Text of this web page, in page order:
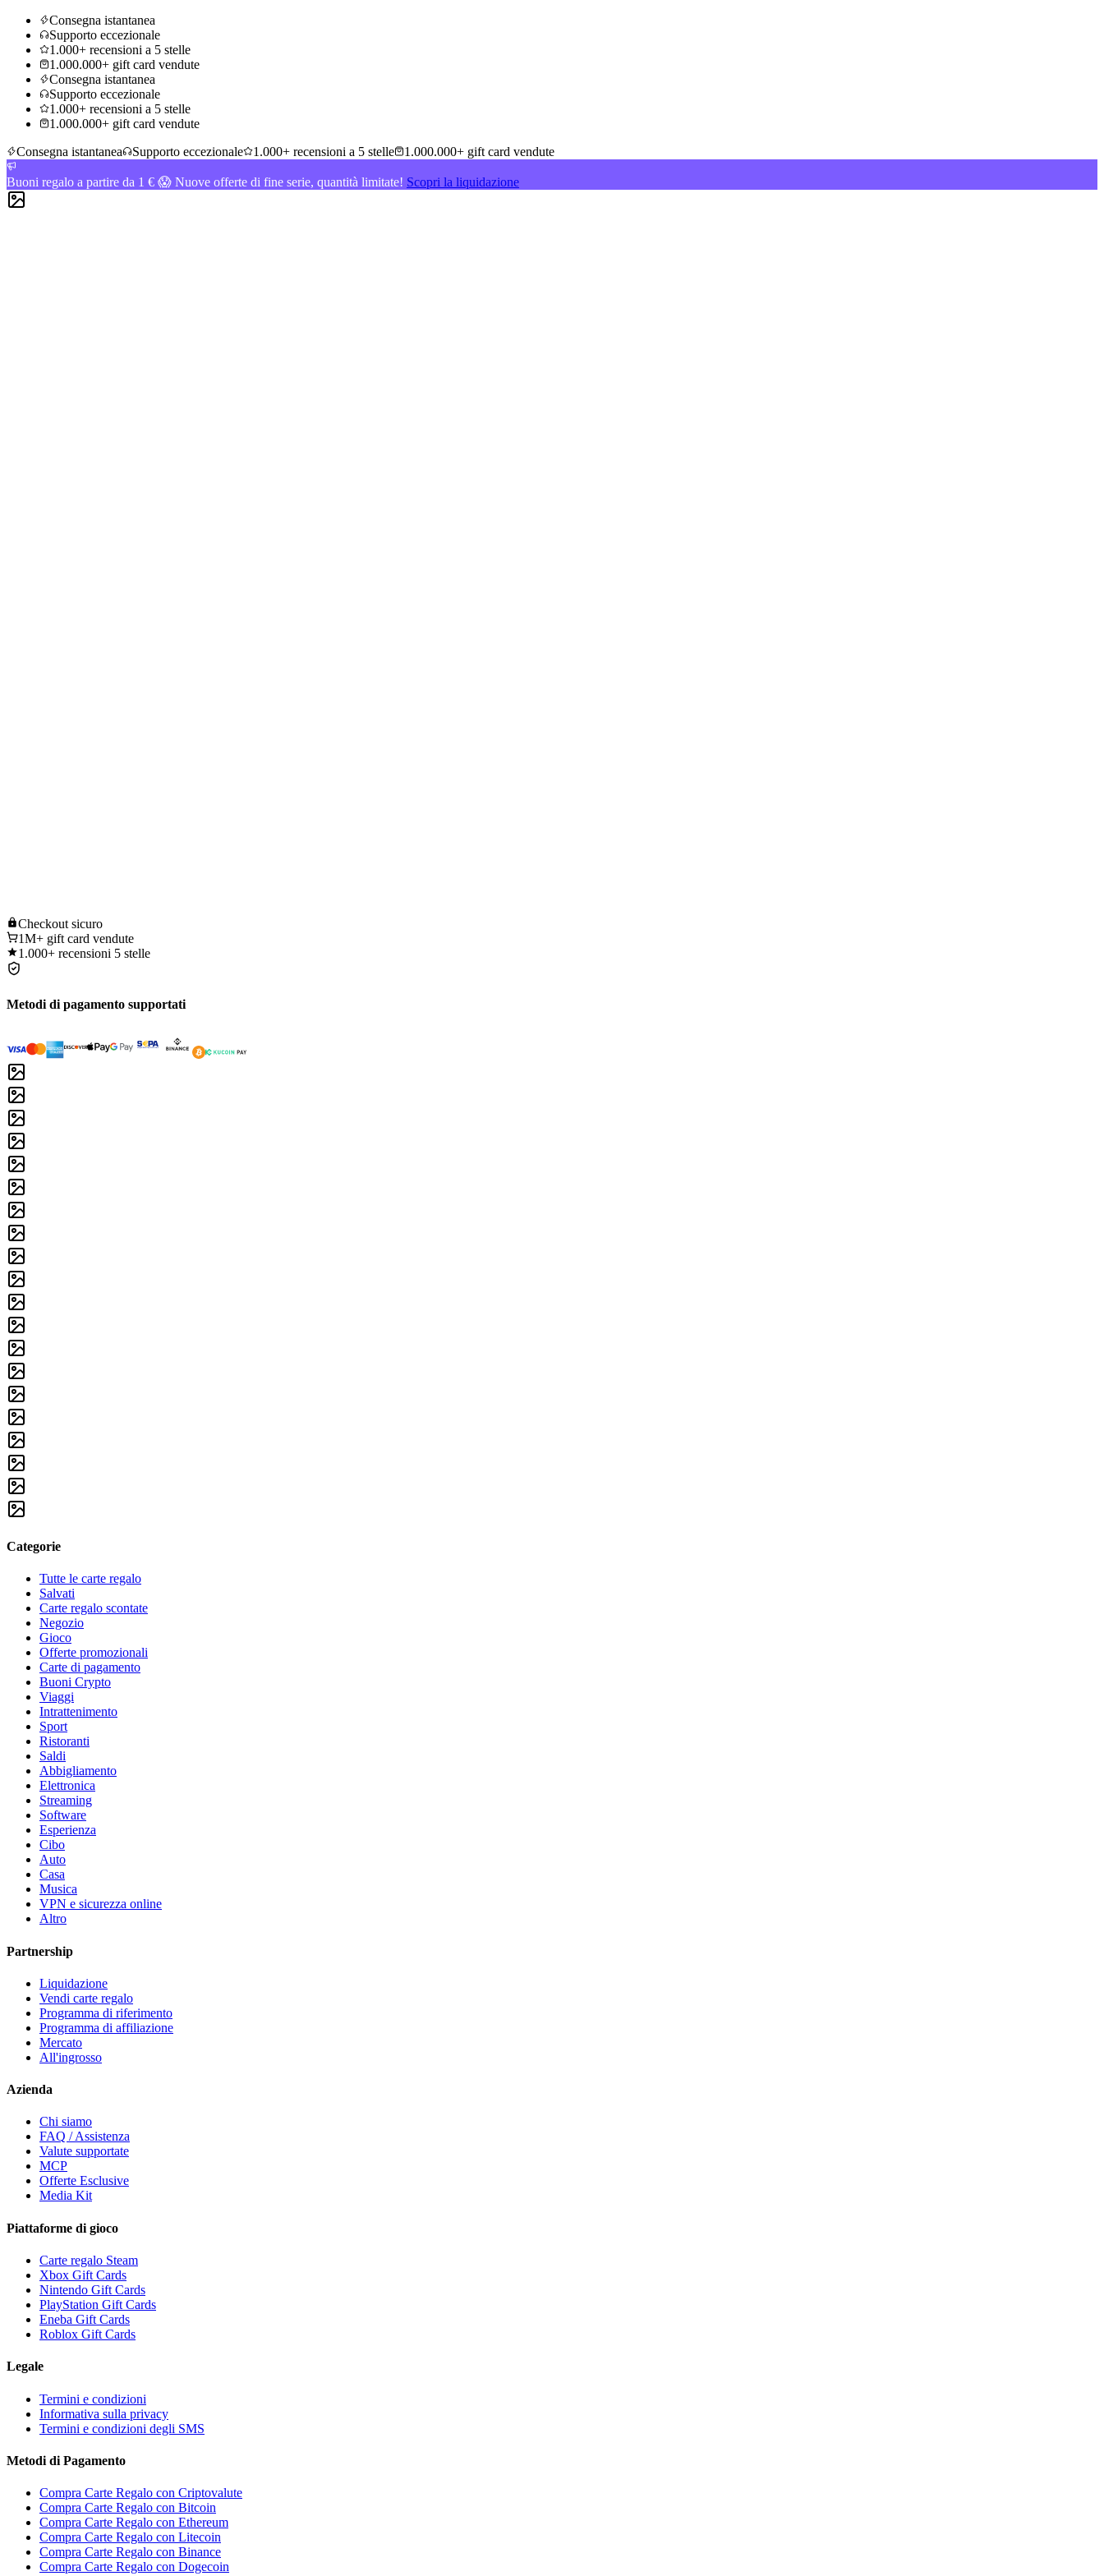
Consegna istantanea
Supporto eccezionale
1.000+ recensioni a 5 stelle
1.000.000+ gift card vendute
Consegna istantanea
Supporto eccezionale
1.000+ recensioni a 5 stelle
1.000.000+ gift card vendute
Consegna istantanea
Supporto eccezionale 1.000+ recensioni a 5 stelle 1.000.000+ gift card vendute
Buoni regalo a partire da 1 € 😱 Nuove offerte di fine serie, quantità limitate! Scopri la liquidazione
Checkout sicuro
1M+ gift card vendute
1.000+ recensioni 5 stelle
Metodi di pagamento supportati
Categorie
Tutte le carte regalo
Salvati
Carte regalo scontate
Negozio
Gioco
Offerte promozionali
Carte di pagamento
Buoni Crypto
Viaggi
Intrattenimento
Sport
Ristoranti
Saldi
Abbigliamento
Elettronica
Streaming
Software
Esperienza
Cibo
Auto
Casa
Musica
VPN e sicurezza online
Altro
Partnership
Liquidazione
Vendi carte regalo
Programma di riferimento
Programma di affiliazione
Mercato
All'ingrosso
Azienda
Chi siamo
FAQ / Assistenza
Valute supportate
MCP
Offerte Esclusive
Media Kit
Piattaforme di gioco
Carte regalo Steam
Xbox Gift Cards
Nintendo Gift Cards
PlayStation Gift Cards
Eneba Gift Cards
Roblox Gift Cards
Legale
Termini e condizioni
Informativa sulla privacy
Termini e condizioni degli SMS
Metodi di Pagamento
Compra Carte Regalo con Criptovalute
Compra Carte Regalo con Bitcoin
Compra Carte Regalo con Ethereum
Compra Carte Regalo con Litecoin
Compra Carte Regalo con Binance
Compra Carte Regalo con Dogecoin